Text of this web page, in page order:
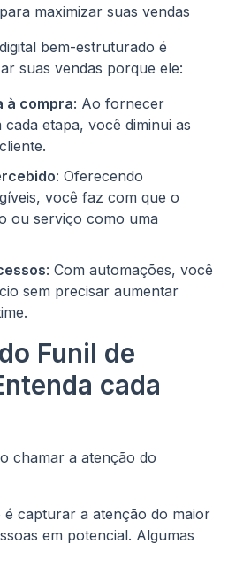
maximizar suas vendas
bem-estruturado é
suas vendas porque ele:
à compra: Ao fornecer
etapa, você diminui as
: Oferecendo
você faz com que o
ou serviço como uma
: Com automações, você
sem precisar aumentar
Funil de
cada
chamar a atenção do
é capturar a atenção do maior
em potencial. Algumas